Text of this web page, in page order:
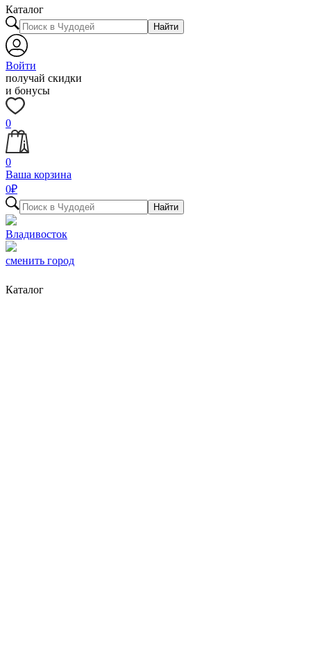
Каталог
Найти
Войти
получай скидки
и бонусы
0
0
Ваша корзина
0₽
Найти
Владивосток
сменить город
Каталог